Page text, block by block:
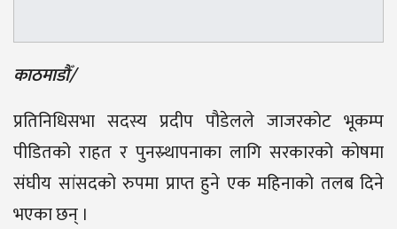
काठमाडौँ/
प्रतिनिधिसभा सदस्य प्रदीप पौडेलले जाजरकोट भूकम्प
पीडितको राहत र पुनस्र्थापनाका लागि सरकारको कोषमा
संघीय सांसदको रुपमा प्राप्त हुने एक महिनाको तलब दिने
भएका छन् ।